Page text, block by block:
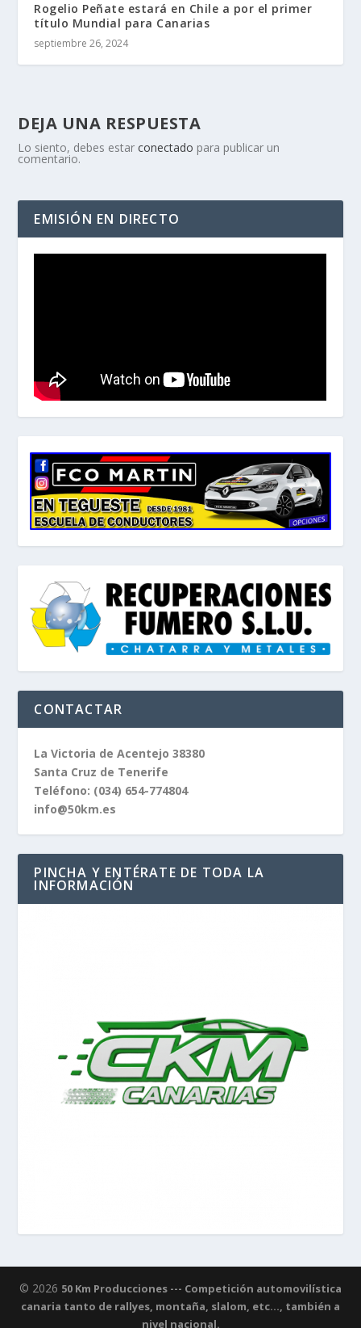
Rogelio Peñate estará en Chile a por el primer
título Mundial para Canarias
septiembre 26, 2024
DEJA UNA RESPUESTA
Lo siento, debes estarconectado para publicar un
comentario.
EMISIÓN EN DIRECTO
CONTACTAR
La Victoria de Acentejo 38380
Santa Cruz de Tenerife
Teléfono: (034) 654-774804
info@50km.es
PINCHA Y ENTÉRATE DE TODA LA
INFORMACIÓN
© 2026 50 Km Producciones --- Competición automovilística
canaria tanto de rallyes, montaña, slalom, etc..., también a
nivel nacional.